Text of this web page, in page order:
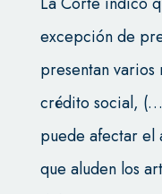
excepción de
presentan varios
crédito social,
puede afectar el
que aluden los